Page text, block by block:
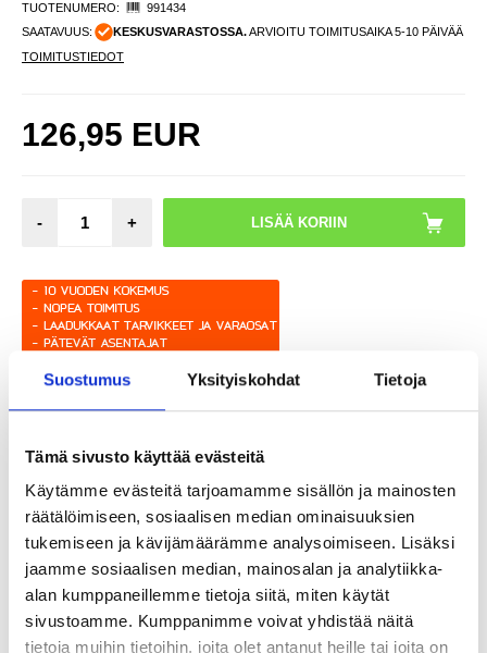
Suostumus Yksityiskohdat Tietoja
Tämä sivusto käyttää evästeitä
Käytämme evästeitä tarjoamamme sisällön ja mainosten
räätälöimiseen, sosiaalisen median ominaisuuksien
tukemiseen ja kävijämäärämme analysoimiseen. Lisäksi
jaamme sosiaalisen median, mainosalan ja analytiikka-
alan kumppaneillemme tietoja siitä, miten käytät
sivustoamme. Kumppanimme voivat yhdistää näitä
tietoja muihin tietoihin, joita olet antanut heille tai joita on
TUOTENUMERO:
991434
SAATAVUUS:
KESKUSVARASTOSSA.ARVIOITU TOIMITUSAIKA 5-10 PÄIVÄÄ
TOIMITUSTIEDOT
126,95 EUR
- +
KYSYMYKSIÄ? KYSY POIS LIVE CHAT